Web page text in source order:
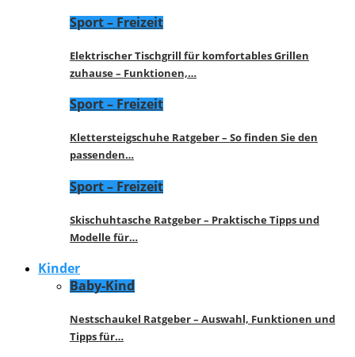
Sport – Freizeit
Elektrischer Tischgrill für komfortables Grillen
zuhause – Funktionen,…
Sport – Freizeit
Klettersteigschuhe Ratgeber – So finden Sie den
passenden…
Sport – Freizeit
Skischuhtasche Ratgeber – Praktische Tipps und
Modelle für…
Kinder
Baby-Kind
Nestschaukel Ratgeber – Auswahl, Funktionen und
Tipps für…